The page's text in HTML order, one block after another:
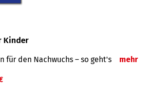
Kinder
für den Nachwuchs – so geht's mehr